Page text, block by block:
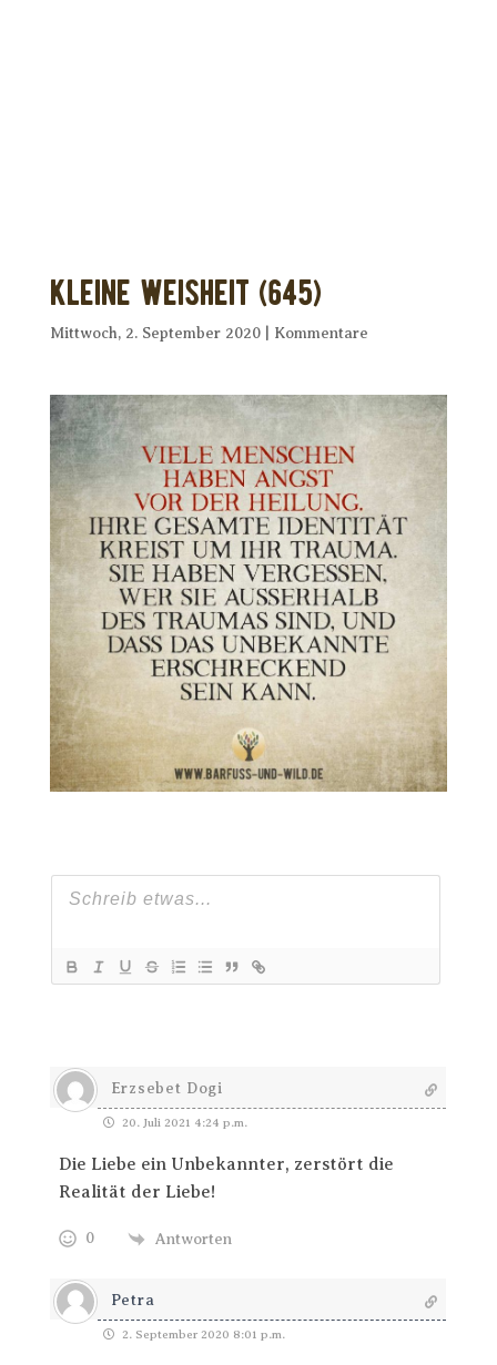
Kleine Weisheit (645)
Mittwoch, 2. September 2020| Kommentare
Erzsebet Dogi
20. Juli 2021 4:24 p.m.
Die Liebe ein Unbekannter, zerstört die
Realität der Liebe!
0 Antworten
Petra
2. September 2020 8:01 p.m.